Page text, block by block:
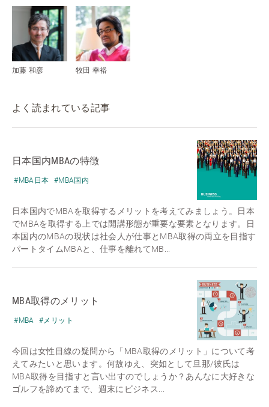
加藤 和彦 牧田 幸裕
よく読まれている記事
日本国内MBAの特徴
#MBA日本 #MBA国内
日本国内でMBAを取得するメリットを考えてみましょう。日本
でMBAを取得する上では開講形態が重要な要素となります。日
本国内のMBAの現状は社会人が仕事とMBA取得の両立を目指す
パートタイムMBAと、仕事を離れてMB...
MBA取得のメリット
#MBA #メリット
今回は女性目線の疑問から「MBA取得のメリット」について考
えてみたいと思います。何故ゆえ、突如として旦那/彼氏は
MBA取得を目指すと言い出すのでしょうか？あんなに大好きな
ゴルフを諦めてまで、週末にビジネス...